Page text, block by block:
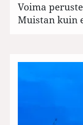
Voima
Muistan kuin